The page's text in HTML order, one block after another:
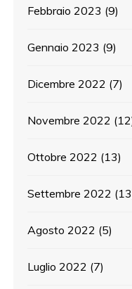
Febbraio 2023 (9)
Gennaio 2023 (9)
Dicembre 2022 (7)
Novembre 2022
Ottobre 2022 (13)
Settembre 2022
Agosto 2022 (5)
Luglio 2022 (7)